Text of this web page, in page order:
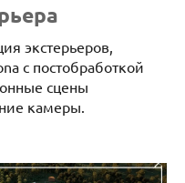
экстерьеров,
с постобработкой
сцены
камеры.